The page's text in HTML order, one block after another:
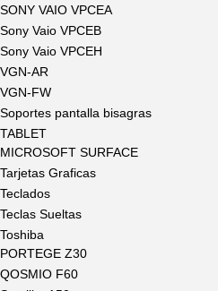
SONY VAIO VPCEA
Sony Vaio VPCEB
Sony Vaio VPCEH
VGN-AR
VGN-FW
Soportes pantalla bisagras
TABLET
MICROSOFT SURFACE
Tarjetas Graficas
Teclados
Teclas Sueltas
Toshiba
PORTEGE Z30
QOSMIO F60